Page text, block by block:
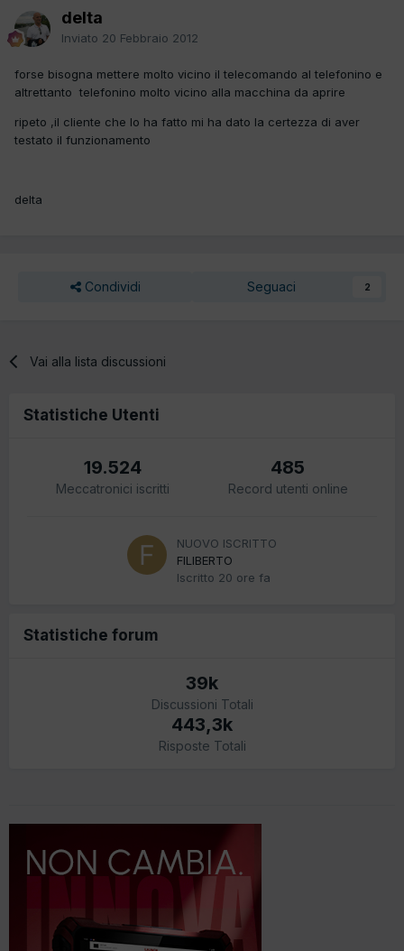
delta
Inviato 20 Febbraio 2012
forse bisogna mettere molto vicino il telecomando al telefonino e
altrettanto telefonino molto vicino alla macchina da aprire
ripeto ,il cliente che lo ha fatto mi ha dato la certezza di aver
testato il funzionamento
delta
Condividi Seguaci 2
Vai alla lista discussioni
Statistiche Utenti
19.524
Meccatronici iscritti
485
Record utenti online
NUOVO ISCRITTO
FILIBERTO
Iscritto 20 ore fa
Statistiche forum
39k
Discussioni Totali
443,3k
Risposte Totali